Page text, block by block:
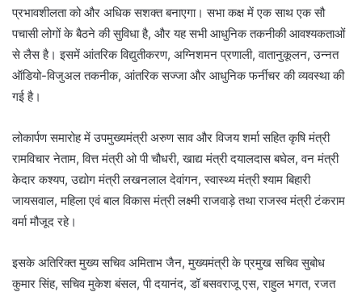
प्रभावशीलता को और अधिक सशक्त बनाएगा। सभा कक्ष में एक साथ एक सौ
पचासी लोगों के बैठने की सुविधा है, और यह सभी आधुनिक तकनीकी आवश्यकताओं
से लैस है। इसमें आंतरिक विद्युतीकरण, अग्निशमन प्रणाली, वातानुकूलन, उन्नत
ऑडियो-विजुअल तकनीक, आंतरिक सज्जा और आधुनिक फर्नीचर की व्यवस्था की
गई है।
लोकार्पण समारोह में उपमुख्यमंत्री अरुण साव और विजय शर्मा सहित कृषि मंत्री
रामविचार नेताम, वित्त मंत्री ओ पी चौधरी, खाद्य मंत्री दयालदास बघेल, वन मंत्री
केदार कश्यप, उद्योग मंत्री लखनलाल देवांगन, स्वास्थ्य मंत्री श्याम बिहारी
जायसवाल, महिला एवं बाल विकास मंत्री लक्ष्मी राजवाड़े तथा राजस्व मंत्री टंकराम
वर्मा मौजूद रहे।
इसके अतिरिक्त मुख्य सचिव अमिताभ जैन, मुख्यमंत्री के प्रमुख सचिव सुबोध
कुमार सिंह, सचिव मुकेश बंसल, पी दयानंद, डॉ बसवराजू एस, राहुल भगत, रजत